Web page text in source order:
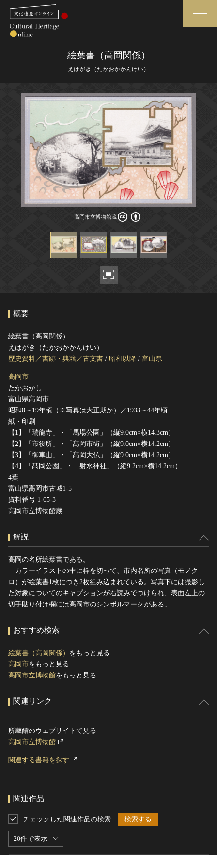
さらに詳細検索
さらに詳細検索
トップ
作品一覧
カテゴリで見る
世界遺産と無形文化遺産
全国の美術館・博物館
媒体資料・関連記事等
博物館、美術館の皆さまへ
文化庁よりご挨拶
今月のみどころ
お知らせ一覧
ヘルプ
このサイトについて
関連サイトリンク
サイトマップ
サイトのご意見はこちら
文化遺産データベース
国指定文化財等データベース
絵葉書（高岡関係）
えはがき（たかおかかんけい）
高岡市立博物館蔵
高岡市立博物館蔵
概要
絵葉書（高岡関係）
えはがき（たかおかかんけい）
歴史資料／書跡・典籍／古文書 / 昭和以降 / 富山県
高岡市
たかおかし
富山県高岡市
昭和8～19年頃（※写真は大正期か）／1933～44年頃
紙・印刷
【1】「瑞龍寺」・「馬場公園」（縦9.0cm×横14.3cm）
【2】「市役所」・「髙岡市街」（縦9.0cm×横14.2cm）
【3】「御車山」・「髙岡大仏」（縦9.0cm×横14.2cm）
【4】「髙岡公園」・「射水神社」（縦9.2cm×横14.2cm）
4葉
富山県高岡市古城1-5
資料番号 1-05-3
高岡市立博物館蔵
解説
高岡の名所絵葉書である。
カラーイラストの中に枠を切って、市内名所の写真（モノク
ロ）が絵葉書1枚につき2枚組み込まれている。写真下には撮影し
た対象についてのキャプションが右読みでつけられ、表面左上の
切手貼り付け欄には高岡市のシンボルマークがある。
おすすめ検索
絵葉書（高岡関係） をもっと見る
高岡市をもっと見る
高岡市立博物館をもっと見る
関連リンク
所蔵館のウェブサイトで見る
高岡市立博物館
関連する書籍を探す
関連作品
20件で表示
チェックした関連作品の検索 検索する